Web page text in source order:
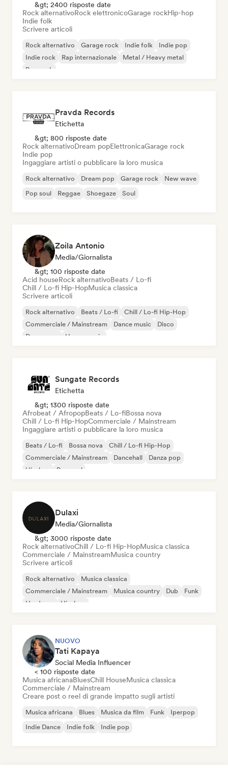
&gt; 2400 risposte date
Rock alternativoRock elettronicoGarage rockHip-hop
Indie folk
Scrivere articoli
Rock alternativo Garage rock Indie folk
Indie pop
Indie rock
Rap internazionale
Metal / Heavy metal
Pop rock
Pravda Records
Etichetta
&gt; 800 risposte date
Rock alternativoDream popElettronicaGarage rock
Indie pop
Ingaggiare artisti o pubblicare la loro musica
Rock alternativo Dream pop Garage rock
New wave
Pop soul
Reggae Shoegaze Soul
Zoila Antonio
Media/Giornalista
&gt; 100 risposte date
Acid houseRock alternativoBeats / Lo-fi
Chill / Lo-fi Hip-HopMusica classica
Scrivere articoli
Rock alternativo Beats / Lo-fi
Chill / Lo-fi Hip-Hop
Commerciale / Mainstream
Dance music
Disco
Dream pop
House music
Sungate Records
Etichetta
&gt; 1300 risposte date
Afrobeat / AfropopBeats / Lo-fiBossa nova
Chill / Lo-fi Hip-HopCommerciale / Mainstream
Ingaggiare artisti o pubblicare la loro musica
Beats / Lo-fi Bossa nova
Chill / Lo-fi Hip-Hop
Commerciale / Mainstream
Dancehall
Danza pop
Hip-hop
Pop soul
Dulaxi
Media/Giornalista
&gt; 3000 risposte date
Rock alternativoChill / Lo-fi Hip-HopMusica classica
Commerciale / MainstreamMusica country
Scrivere articoli
Rock alternativo
Musica classica
Commerciale / Mainstream
Musica country Dub
Funk
Hardcore
Hip-hop
NUOVO
Tati Kapaya
Social Media Influencer
< 100 risposte date
Musica africanaBluesChill HouseMusica classica
Commerciale / Mainstream
Creare post o reel di grande impatto sugli artisti
Musica africana Blues Musica da film Funk
Iperpop
Indie Dance
Indie folk Indie pop